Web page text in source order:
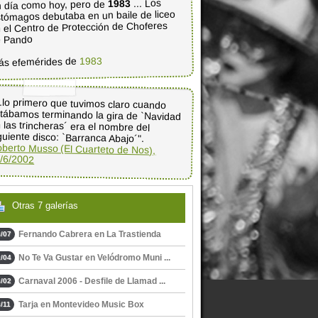
día como hoy, pero de1983 ... Los
debutaba en un baile de liceo
el Centro de Protección de Choferes
Pando
efemérides de 1983
primero que tuvimos claro cuando
terminando la gira de `Navidad
las trincheras´ era el nombre del
disco: `Barranca Abajo´".
Musso (El Cuarteto de Nos),
6/2002
Otras 7 galerías
07 Fernando Cabrera en La Trastienda
04 No Te Va Gustar en Velódromo Muni ...
02 Carnaval 2006 - Desfile de Llamad ...
11 Tarja en Montevideo Music Box